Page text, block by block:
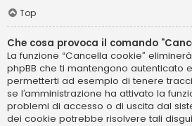
Top
Che cosa provoca il comando
La funzione “Cancella cookie”
phpBB che ti mantengono autenticato
permetterti ad esempio di tenere
se l’amministrazione ha attivato la
problemi di accesso o di uscita dal
dei cookie potrebbe risolvere tali